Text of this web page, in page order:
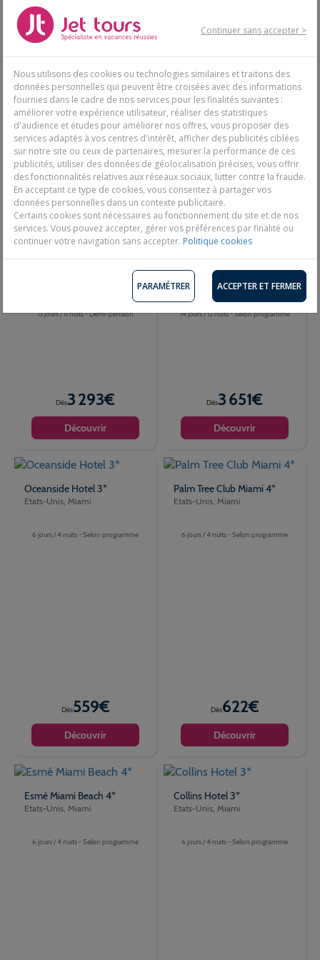
6 jours / 4 nuits - Logement seul
1 205€
Découvrir
9 jours / 7 nuits - Selon programme
Dès 2 403€
Découvrir
Circuit De New York A Miami
13 jours / 11 nuits - Demi-pension
Dès3 293€
Découvrir
UN VOYAGE NOMME DÉSIR
Etats-Unis, Miami
14 jours / 12 nuits - Selon programme
Dès3 651€
Découvrir
Oceanside Hotel 3*
Etats-Unis, Miami
6 jours / 4 nuits - Selon programme
Dès559€
Découvrir
Palm Tree Club Miami 4*
Etats-Unis, Miami
6 jours / 4 nuits - Selon programme
Dès622€
Découvrir
Esmé Miami Beach 4*
Etats-Unis, Miami
6 jours / 4 nuits - Selon programme
Collins Hotel 3*
Etats-Unis, Miami
6 jours / 4 nuits - Selon programme
Continuer sans accepter >
Nous utilisons des cookies ou technologies similaires et traitons des
données personnelles qui peuvent être croisées avec des informations
fournies dans le cadre de nos services pour les finalités suivantes :
améliorer votre expérience utilisateur, réaliser des statistiques
d'audience et études pour améliorer nos offres, vous proposer des
services adaptés à vos centres d'intérêt, afficher des publicités ciblées
sur notre site ou ceux de partenaires, mesurer la performance de ces
publicités, utiliser des données de géolocalisation précises, vous offrir
des fonctionnalités relatives aux réseaux sociaux, lutter contre la fraude.
En acceptant ce type de cookies, vous consentez à partager vos
données personnelles dans un contexte publicitaire.
Certains cookies sont nécessaires au fonctionnement du site et de nos
services. Vous pouvez accepter, gérer vos préférences par finalité ou
continuer votre navigation sans accepter. Politique cookies
PARAMÉTRER ACCEPTER ET FERMER